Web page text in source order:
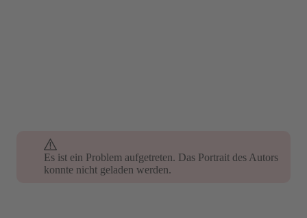
Es ist ein Problem aufgetreten. Das Portrait des Autors
konnte nicht geladen werden.